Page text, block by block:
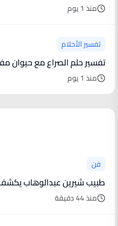
منذ 1 يوم
تفسير الأحلام
تفسير حلم الصراع مع حيوان
منذ 1 يوم
فن
طبيب شيرين عبدالوهاب
منذ 44 دقيقة